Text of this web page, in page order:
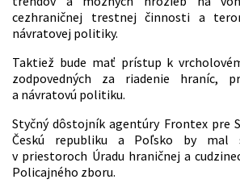
cezhraničnej trestnej činnosti a
návratovej politiky.
Taktiež bude mať prístup k
zodpovedných za riadenie hraníc,
a návratovú politiku.
Styčný dôstojník agentúry Frontex pre
Českú republiku a Poľsko by mal
v priestoroch Úradu hraničnej a
Policajného zboru.